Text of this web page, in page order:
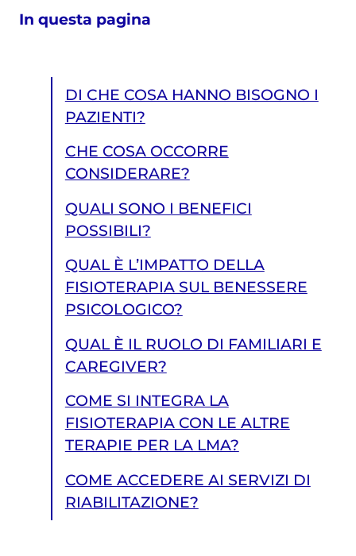
In questa pagina
DI CHE COSA HANNO BISOGNO I
PAZIENTI?
CHE COSA OCCORRE
CONSIDERARE?
QUALI SONO I BENEFICI
POSSIBILI?
QUAL È L’IMPATTO DELLA
FISIOTERAPIA SUL BENESSERE
PSICOLOGICO?
QUAL È IL RUOLO DI FAMILIARI E
CAREGIVER?
COME SI INTEGRA LA
FISIOTERAPIA CON LE ALTRE
TERAPIE PER LA LMA?
COME ACCEDERE AI SERVIZI DI
RIABILITAZIONE?